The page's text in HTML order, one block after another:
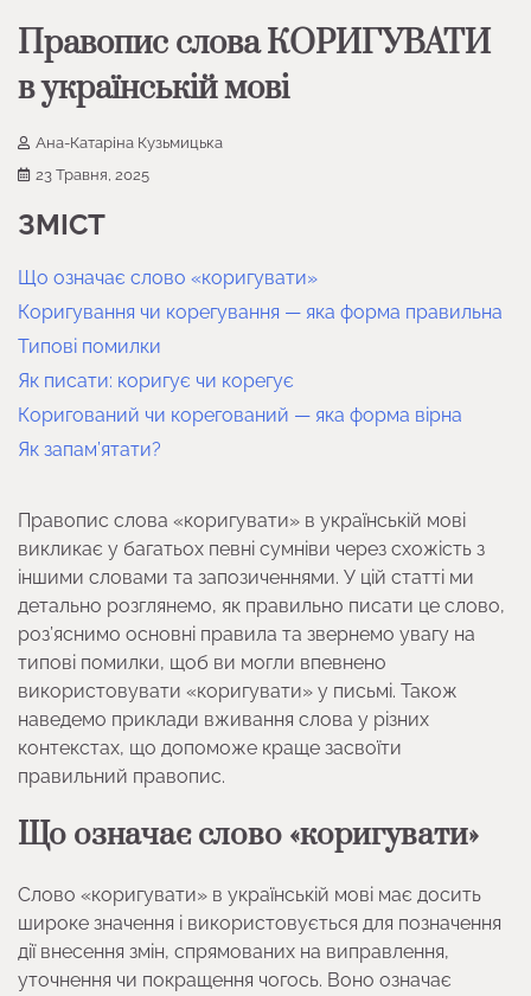
Правопис слова КОРИГУВАТИ
в українській мові
Ана-Катаріна Кузьмицька
23 Травня, 2025
ЗМІСТ
Що означає слово «коригувати»
Коригування чи корегування — яка форма правильна
Типові помилки
Як писати: коригує чи корегує
Коригований чи корегований — яка форма вірна
Як запам’ятати?
Правопис слова «коригувати» в українській мові
викликає у багатьох певні сумніви через схожість з
іншими словами та запозиченнями. У цій статті ми
детально розглянемо, як правильно писати це слово,
роз’яснимо основні правила та звернемо увагу на
типові помилки, щоб ви могли впевнено
використовувати «коригувати» у письмі. Також
наведемо приклади вживання слова у різних
контекстах, що допоможе краще засвоїти
правильний правопис.
Що означає слово «коригувати»
Слово «коригувати» в українській мові має досить
широке значення і використовується для позначення
дії внесення змін, спрямованих на виправлення,
уточнення чи покращення чогось. Воно означає